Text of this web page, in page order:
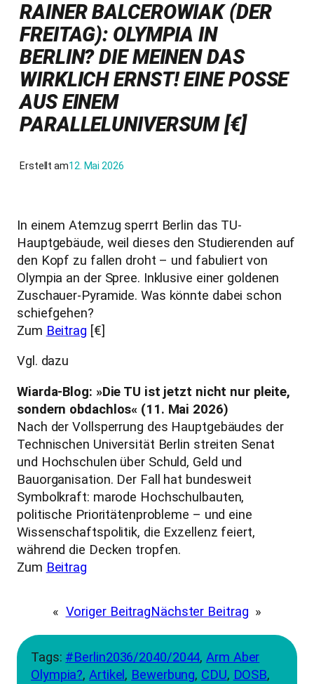
RAINER BALCEROWIAK (DER
FREITAG): OLYMPIA IN
BERLIN? DIE MEINEN DAS
WIRKLICH ERNST! EINE POSSE
AUS EINEM
PARALLELUNIVERSUM [€]
Erstellt am12. Mai 2026
In einem Atemzug sperrt Berlin das TU-
Hauptgebäude, weil dieses den Studierenden auf
den Kopf zu fallen droht – und fabuliert von
Olympia an der Spree. Inklusive einer goldenen
Zuschauer-Pyramide. Was könnte dabei schon
schiefgehen?
Zum Beitrag [€]
Vgl. dazu
Wiarda-Blog: »Die TU ist jetzt nicht nur pleite,
sondern obdachlos« (11. Mai 2026)
Nach der Vollsperrung des Hauptgebäudes der
Technischen Universität Berlin streiten Senat
und Hochschulen über Schuld, Geld und
Bauorganisation. Der Fall hat bundesweit
Symbolkraft: marode Hochschulbauten,
politische Prioritätenprobleme – und eine
Wissenschaftspolitik, die Exzellenz feiert,
während die Decken tropfen.
Zum Beitrag
« Voriger BeitragNächster Beitrag »
Tags: #Berlin2036/2040/2044, Arm Aber
Olympia?, Artikel , Bewerbung, CDU, DOSB